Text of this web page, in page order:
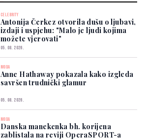
CELEBRITY
Antonija Čerkez otvorila dušu o ljubavi,
izdaji i uspjehu: "Malo je ljudi kojima
možete vjerovati"
05. 08. 2026.
MODA
Anne Hathaway pokazala kako izgleda
savršen trudnički glamur
05. 08. 2026.
MODA
Danska manekenka bh. korijena
zablistala na reviji OperaSPORT-a